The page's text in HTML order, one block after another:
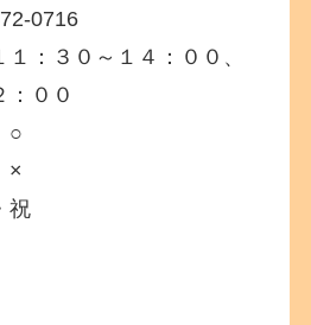
0716
：３０～１４：００、
：００
○
×
祝